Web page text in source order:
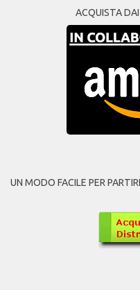
ACQUISTA
UN MODO FACILE PER